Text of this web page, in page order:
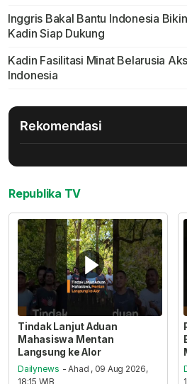
Inggris Bakal Bantu Indonesia
Kadin Siap Dukung
Kadin Fasilitasi Minat Belarusia
Indonesia
Rekomendasi
Republika TV
Tindak Lanjut Aduan
Mahasiswa Mentan
Langsung ke Alor
Dailynews - Ahad , 09 Aug 2026,
18:15 WIB